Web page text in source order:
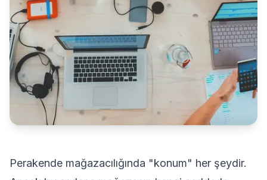
Perakende mağazacılığında "konum" her şeydir.